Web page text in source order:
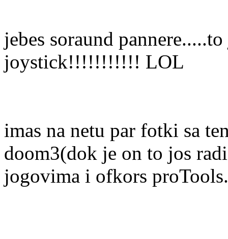
jebes soraund
joystick!!!!!!!!!!! LOL
imas na netu par fotki sa
doom3(dok je on to jos
jogovima i ofkors